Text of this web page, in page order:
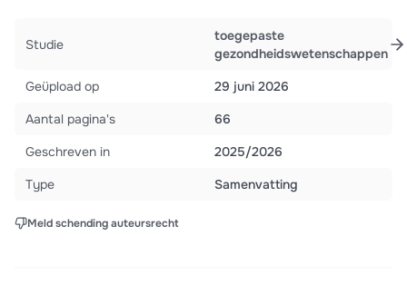
Studie
toegepaste
gezondheidswetenschappen
Geüpload op
29 juni 2026
Aantal pagina's
66
Geschreven in
2025/2026
Type
Samenvatting
Meld schending auteursrecht